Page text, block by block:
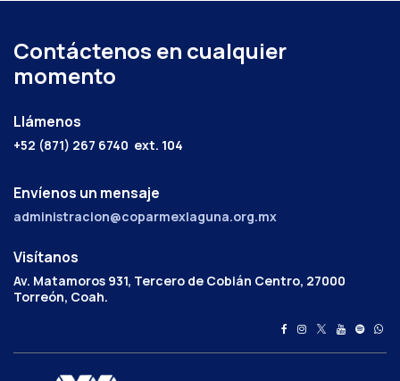
Contáctenos en cualquier
momento
Llámenos
+52 (871) 267 6740 ext. 104
Envíenos un mensaje
administracion@coparmexlaguna.org.mx
Visítanos
Av. Matamoros 931, Tercero de Cobián Centro, 27000
Torreón, Coah.